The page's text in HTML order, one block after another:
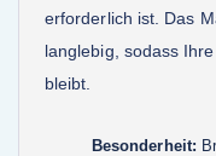
erforderlich ist. Das
langlebig, sodass
bleibt.
Besonderheit: